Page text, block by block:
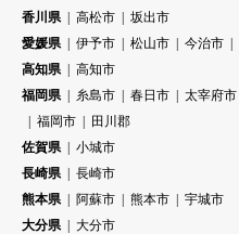
香川県
高松市
坂出市
愛媛県
伊予市 松山市 今治市
高知県
高知市
福岡県
糸島市 春日市 太宰府市
福岡市
田川郡
佐賀県
小城市
長崎県
長崎市
熊本県
阿蘇市 熊本市
宇城市
大分県
大分市